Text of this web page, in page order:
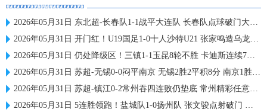
2026年05月31日 东北超-长春队1-1战平大连队 长春队点球破门大连队补射扳平
2026年05月31日 开门红！U19国足1-0十人沙特U21 张家鸣造乌龙下轮战民主刚果U23
2026年05月31日 仍处降级区！三镇1-1玉昆8轮不胜 卡迪斯连续7场破门黄紫昌扳平
2026年05月31日 苏超-无锡0-0闷平南京 无锡2胜2平积8分 南京1胜2平1负积5分
2026年05月31日 苏超-镇江0-2常州吞四连败仍垫底 常州精彩任意球配合李霄鹏破门
2026年05月31日 5连胜领跑！盐城队1-0扬州队 张文骏点射破门 扬州队5场仅1胜